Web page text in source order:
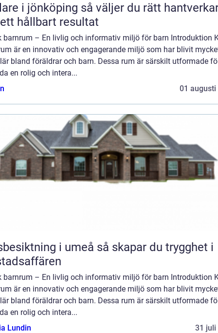
så väljer du rätt hantverkare
hållbart resultat
barnrum – En livlig och informativ miljö för barn Introduktion
är en innovativ och engagerande miljö som har blivit
bland föräldrar och barn. Dessa rum är särskilt utformade
en rolig och intera...
01 augusti
i umeå så skapar du trygghet i
barnrum – En livlig och informativ miljö för barn Introduktion
är en innovativ och engagerande miljö som har blivit
bland föräldrar och barn. Dessa rum är särskilt utformade
en rolig och intera...
Lundin
31 juli